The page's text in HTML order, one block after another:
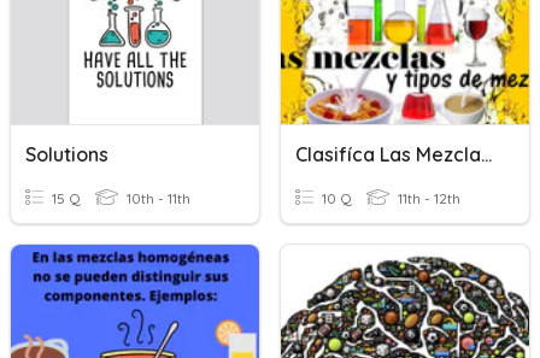
Solutions
15 Q 10th - 11th
Clasifíca Las Mezclas Entre Homogéneas Y Hetereogéneas
10 Q 11th - 12th